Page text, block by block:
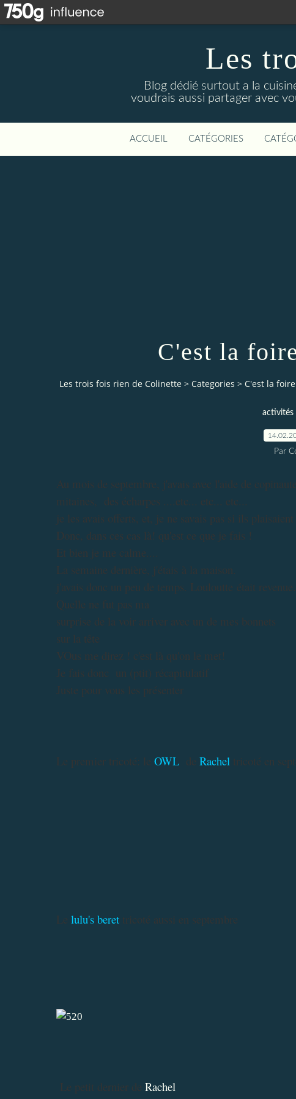
Les
Blog dédié surtout a la
voudrais aussi partager avec
ACCUEIL CATÉGORIES
C'est la
Les trois fois rien de Colinette > Categories > C'est la
activités
Par
Au mois de septembre, j'avais avec l'aide de
mitaines, des écharpes ....etc... etc... etc...
je les avais offerts, et, je ne savais pas si ils
Donc, dans ces cas là! qu'est ce que je fais !
Et bien je me calme....
La semaine dernière, j'étais à la maison.
j'avais donc un peu de temps. Louloutte était revenue.
Quelle ne fut pas ma
surprise de la voir arriver avec un de mes bonnets
sur la tête
VOus me direz ! c'est là qu'on le met!
Je fais donc un (ptit) récapitulatif
Juste pour vous les présenter
Le premier tricoté: le OWL de Rachel tricoté en
Le lulu's beret tricoté aussi en septembre
Le petit dernier de Rachel